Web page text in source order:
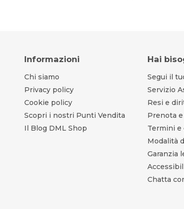
Informazioni
Chi siamo
Privacy policy
Cookie policy
Scopri i nostri Punti Vendita
Il Blog DML Shop
Hai
Segui il
Servizio
Resi e
Prenota
Termini e
Modalità
Garanzia
Chatta